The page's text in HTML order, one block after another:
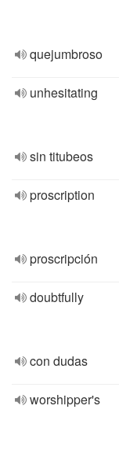
quejumbroso
unhesitating
sin titubeos
proscription
proscripción
doubtfully
con dudas
worshipper's